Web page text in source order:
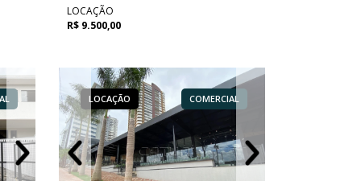
LOCAÇÃO
R$ 9.500,00
LOCAÇÃO CASA EM CONDOMÍNIO
LOCAÇÃO COMERCIAL
LOCAÇÃO COMERCIAL